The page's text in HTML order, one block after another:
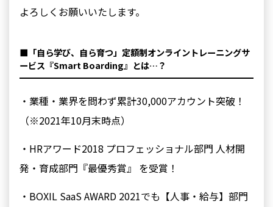
よろしくお願いいたします。
■「⾃ら学び、⾃ら育つ」定額制オンライントレーニングサ
ービス『Smart Boarding』とは…？
・業種・業界を問わず累計30,000アカウント突破！
（※2021年10⽉末時点）
・HRアワード2018 プロフェッショナル部門 人材開
発・育成部門『最優秀賞』 を受賞！
・BOXIL SaaS AWARD 2021でも【⼈事・給与】部⾨